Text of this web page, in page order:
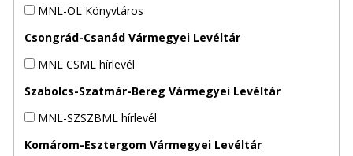
MNL-OL Könyvtáros
Csongrád-Csanád Vármegyei Levéltár
MNL CSML hírlevél
Szabolcs-Szatmár-Bereg Vármegyei Levéltár
MNL-SZSZBML hírlevél
Komárom-Esztergom Vármegyei Levéltár